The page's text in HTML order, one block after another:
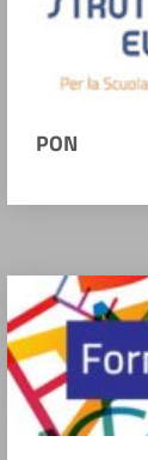
PON